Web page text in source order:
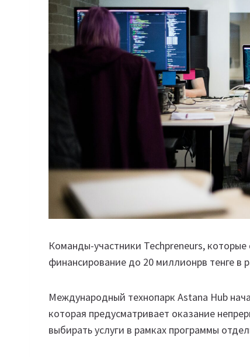
Команды-участники Techpreneurs,
финансирование до 20 миллионрв тенге в
Международный технопарк Astana Hub
которая предусматривает оказание
выбирать услуги в рамках программы